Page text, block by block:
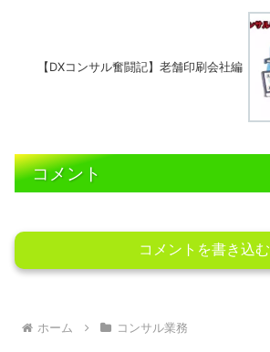
【DXコンサル奮闘記】老舗印刷会社編
コメント
コメントを書き込む
ホーム コンサル業務